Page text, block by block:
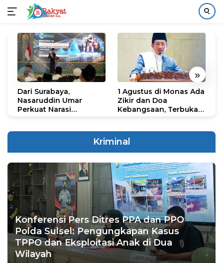
konten
« »
Dari Surabaya,
Nasaruddin Umar
Perkuat Narasi
1 Agustus di Monas Ada
Zikir dan Doa
Kebangsaan, Terbuka
Kriminal
Konferensi Pers Ditres PPA dan PPO
Polda Sulsel: Pengungkapan Kasus
TPPO dan Eksploitasi Anak di Dua
Wilayah